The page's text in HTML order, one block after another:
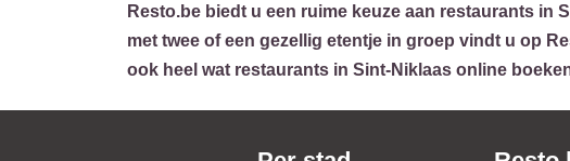
Resto.be biedt u een ruime keuze aan restaurants in
met twee of een gezellig etentje in groep vindt u op
ook heel wat restaurants in Sint-Niklaas online